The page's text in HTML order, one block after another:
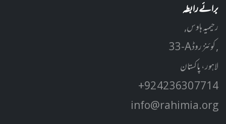
برائے رابطہ
رحیمیہ ہاوس,
33-A کوئنز روڈ ,
لاہور، پاکستان
+92 42 3630 7714
info@rahimia.org